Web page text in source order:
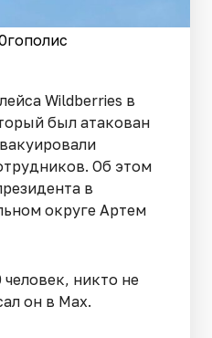
Wildberries в
был атакован
Об этом
в
округе Артем
никто не
он в Max.